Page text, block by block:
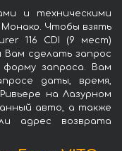
и техническими
Чтобы взять
116 CDI (9 мест)
Вам сделать запрос
запроса. Вам
даты, время,
на Лазурном
авто, а также
адрес возврата